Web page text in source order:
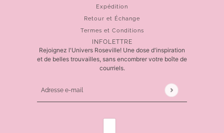
Expédition
Retour et Échange
Termes et Conditions
INFOLETTRE
Rejoignez l'Univers Roseville! Une dose d'inspiration
et de belles trouvailles, sans encombrer votre boîte de
courriels.
Adresse e-mail
Ce site est protégé par hCaptcha, et la